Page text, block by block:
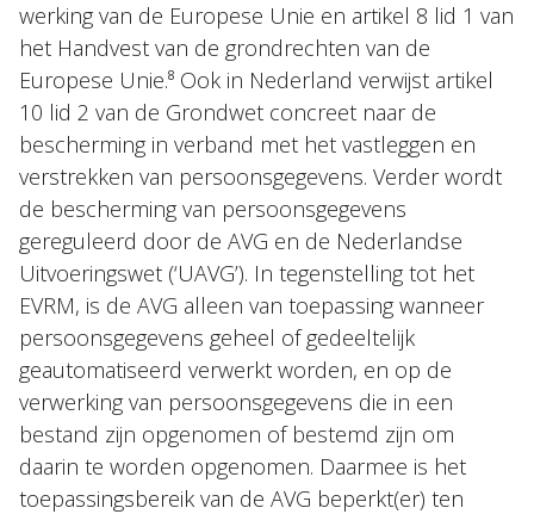
werking van de Europese Unie en artikel 8 lid 1 van
het Handvest van de grondrechten van de
Europese Unie.⁸ Ook in Nederland verwijst artikel
10 lid 2 van de Grondwet concreet naar de
bescherming in verband met het vastleggen en
verstrekken van persoonsgegevens. Verder wordt
de bescherming van persoonsgegevens
gereguleerd door de AVG en de Nederlandse
Uitvoeringswet (‘UAVG’). In tegenstelling tot het
EVRM, is de AVG alleen van toepassing wanneer
persoonsgegevens geheel of gedeeltelijk
geautomatiseerd verwerkt worden, en op de
verwerking van persoonsgegevens die in een
bestand zijn opgenomen of bestemd zijn om
daarin te worden opgenomen. Daarmee is het
toepassingsbereik van de AVG beperkt(er) ten